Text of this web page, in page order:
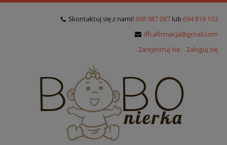
Skontaktuj się z nami! 608 087 097 lub 694 819 153
ifh.afirmacja@gmail.com
Zarejestruj się
Zaloguj się